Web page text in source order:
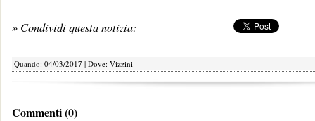
» Condividi questa notizia:
Quando: 04/03/2017 | Dove: Vizzini
Commenti (0)